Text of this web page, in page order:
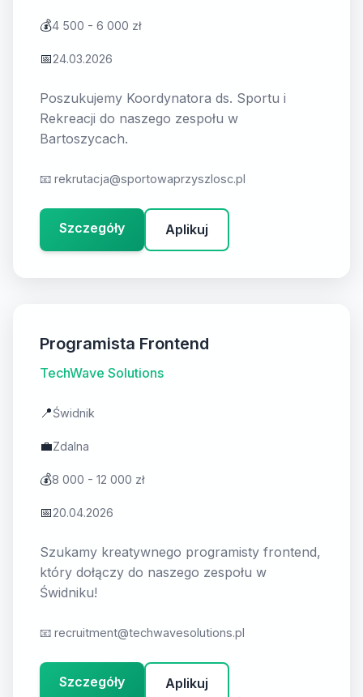
💰4 500 - 6 000 zł
📅24.03.2026
Poszukujemy Koordynatora ds. Sportu i
Rekreacji do naszego zespołu w
Bartoszycach.
📧 rekrutacja@sportowaprzyszlosc.pl
Szczegóły Aplikuj
Programista Frontend
TechWave Solutions
📍Świdnik
💼Zdalna
💰8 000 - 12 000 zł
📅20.04.2026
Szukamy kreatywnego programisty frontend,
który dołączy do naszego zespołu w
Świdniku!
📧 recruitment@techwavesolutions.pl
Szczegóły Aplikuj